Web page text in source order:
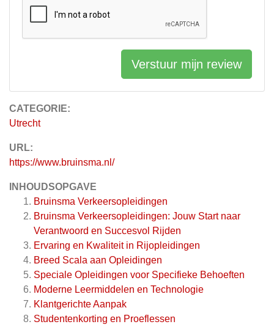
CATEGORIE:
Utrecht
URL:
https://www.bruinsma.nl/
INHOUDSOPGAVE
Bruinsma Verkeersopleidingen
Bruinsma Verkeersopleidingen: Jouw Start naar
Verantwoord en Succesvol Rijden
Ervaring en Kwaliteit in Rijopleidingen
Breed Scala aan Opleidingen
Speciale Opleidingen voor Specifieke Behoeften
Moderne Leermiddelen en Technologie
Klantgerichte Aanpak
Studentenkorting en Proeflessen
Verstuur mijn review